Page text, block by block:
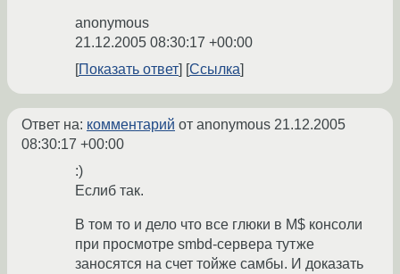
anonymous
21.12.2005 08:30:17 +00:00
Показать ответ
Ссылка
Ответ на: комментарий от anonymous 21.12.2005
08:30:17 +00:00
:)
Еслиб так.
В том то и дело что все глюки в М$ консоли
при просмотре smbd-сервера тутже
заносятся на счет тойже самбы. И доказать